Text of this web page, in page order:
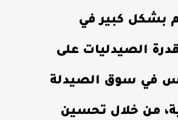
بشكل كبير في
الصيدليات على
في سوق الصيدلة
من خلال تحسين